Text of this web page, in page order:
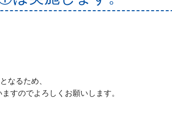
なるため、
すのでよろしくお願いします。